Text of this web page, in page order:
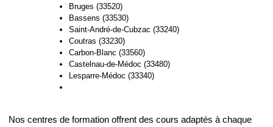
Bruges (33520)
Bassens (33530)
Saint-André-de-Cubzac (33240)
Coutras (33230)
Carbon-Blanc (33560)
Castelnau-de-Médoc (33480)
Lesparre-Médoc (33340)
Nos centres de formation offrent des cours adaptés à chaque